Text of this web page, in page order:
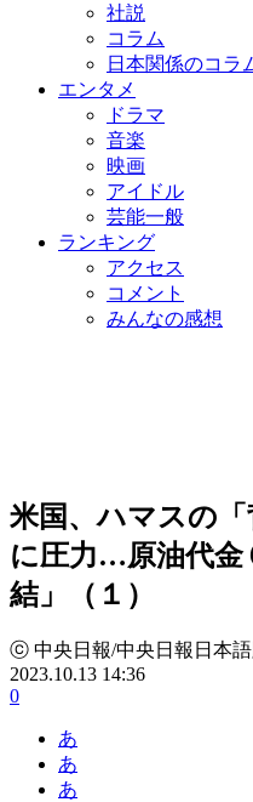
社説
コラム
日本関係のコラ
エンタメ
ドラマ
音楽
映画
アイドル
芸能一般
ランキング
アクセス
コメント
みんなの感想
米国、ハマスの
に圧力…原油代金
結」（１）
ⓒ 中央日報/中央日報日本語
2023.10.13 14:36
0
あ
あ
あ